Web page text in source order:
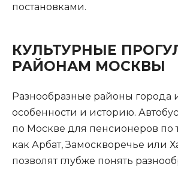
постановками.
КУЛЬТУРНЫЕ
РАЙОНАМ МОСКВЫ
Разнообразные районы города
особенности и историю.
по Москве для пенсионеров по
как Арбат, Замоскворечье или
позволят глубже понять